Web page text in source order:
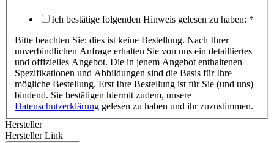
Ich bestätige folgenden Hinweis gelesen zu haben: *
Bitte beachten Sie: dies ist keine Bestellung. Nach Ihrer
unverbindlichen Anfrage erhalten Sie von uns ein detailliertes
und offizielles Angebot. Die in jenem Angebot enthaltenen
Spezifikationen und Abbildungen sind die Basis für Ihre
mögliche Bestellung. Erst Ihre Bestellung ist für Sie (und uns)
bindend. Sie bestätigen hiermit zudem, unsere
Datenschutzerklärung gelesen zu haben und ihr zuzustimmen.
Hersteller
Hersteller Link